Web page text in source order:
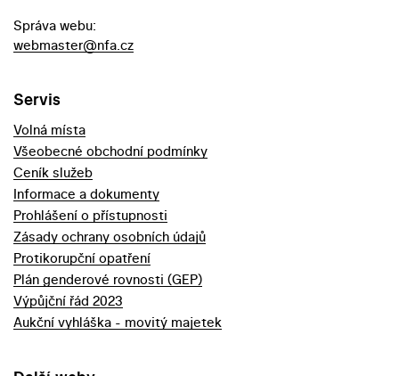
Správa webu:
webmaster@nfa.cz
Servis
Volná místa
Všeobecné obchodní podmínky
Ceník služeb
Informace a dokumenty
Prohlášení o přístupnosti
Zásady ochrany osobních údajů
Protikorupční opatření
Plán genderové rovnosti (GEP)
Výpůjční řád 2023
Aukční vyhláška - movitý majetek